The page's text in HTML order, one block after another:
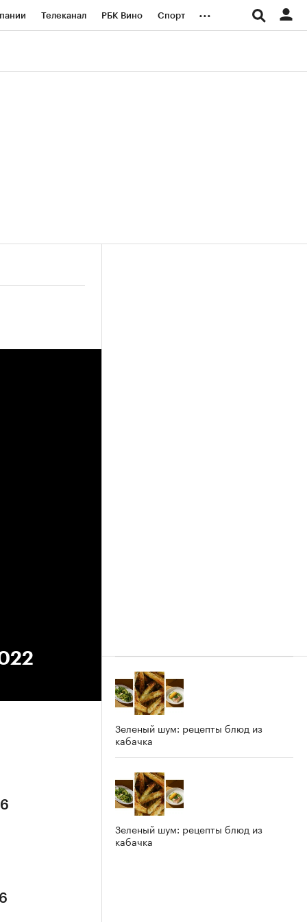
Телеканал РБК Вино Спорт ...
Зеленый шум: рецепты блюд из
кабачка
Зеленый шум: рецепты блюд из
кабачка